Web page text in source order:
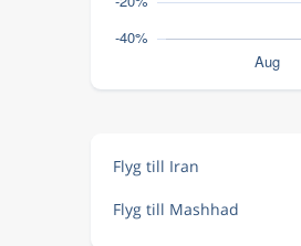
Flyg till Iran
Flyg till Mashhad